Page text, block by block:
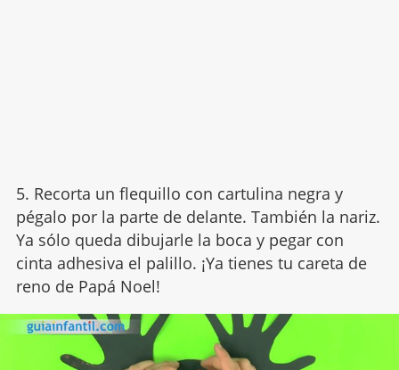
5. Recorta un flequillo con cartulina negra y
pégalo por la parte de delante. También la nariz.
Ya sólo queda dibujarle la boca y pegar con
cinta adhesiva el palillo. ¡Ya tienes tu careta de
reno de Papá Noel!